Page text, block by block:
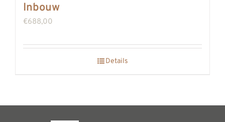
Inbouw
€688,00
Details